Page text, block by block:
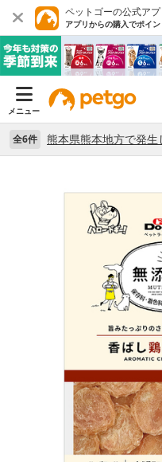
ペットゴーの公式アプ
アプリからの購入でポイ
メニュー
全6件